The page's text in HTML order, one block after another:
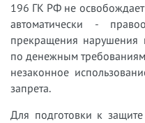
196 ГК РФ не освобождает
автоматически -
прекращения нарушения
по денежным
незаконное
запрета.
Для подготовки к